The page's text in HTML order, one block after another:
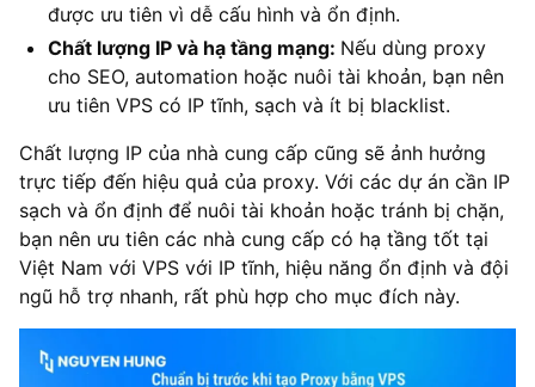
được ưu tiên vì dễ cấu hình và ổn định.
Chất lượng IP và hạ tầng mạng: Nếu dùng proxy
cho SEO, automation hoặc nuôi tài khoản, bạn nên
ưu tiên VPS có IP tĩnh, sạch và ít bị blacklist.
Chất lượng IP của nhà cung cấp cũng sẽ ảnh hưởng
trực tiếp đến hiệu quả của proxy. Với các dự án cần IP
sạch và ổn định để nuôi tài khoản hoặc tránh bị chặn,
bạn nên ưu tiên các nhà cung cấp có hạ tầng tốt tại
Việt Nam với VPS với IP tĩnh, hiệu năng ổn định và đội
ngũ hỗ trợ nhanh, rất phù hợp cho mục đích này.